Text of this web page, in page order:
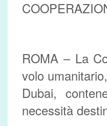
ROMA – La
volo
Dubai,
necessità